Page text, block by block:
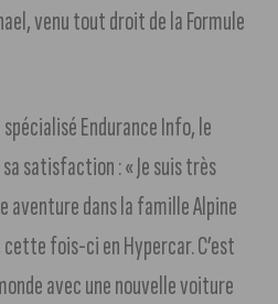
venu tout droit de la Formule
Endurance Info, le
satisfaction : « Je suis très
dans la famille Alpine
cette fois-ci en Hypercar. C’est
avec une nouvelle voiture